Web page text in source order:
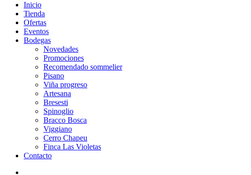
Inicio
Tienda
Ofertas
Eventos
Bodegas
Novedades
Promociones
Recomendado sommelier
Pisano
Viña progreso
Artesana
Bresesti
Spinoglio
Bracco Bosca
Viggiano
Cerro Chapeu
Finca Las Violetas
Contacto